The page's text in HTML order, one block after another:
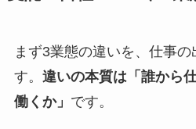
まず3業態の違いを、仕事の
す。 違いの本質は「誰から
働くか」 です。